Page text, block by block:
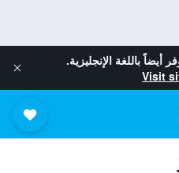
أيضاً باللغة الإنجليزية.
Visit